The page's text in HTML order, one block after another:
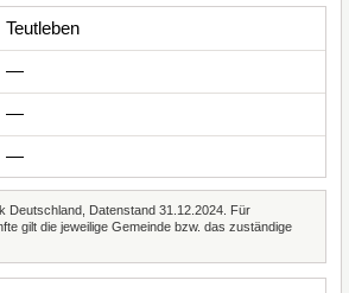
Teutleben
—
—
—
Deutschland, Datenstand 31.12.2024. Für
gilt die jeweilige Gemeinde bzw. das zuständige